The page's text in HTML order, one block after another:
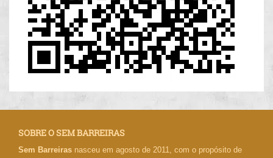
SOBRE O SEM BARREIRAS
Sem Barreiras nasceu em agosto de 2011, com o propósito de